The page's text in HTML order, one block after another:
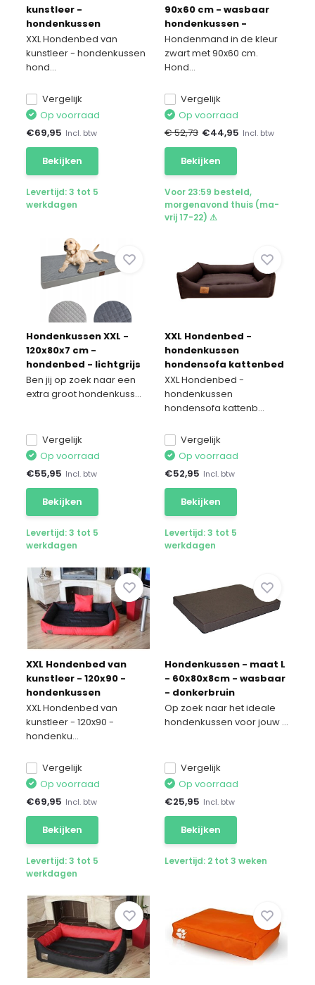
kunstleer -
hondenkussen
hondensofa kattenbed
hondenkorf -
waterdicht
XXL Hondenbed van
kunstleer - hondenkussen
hond...
Vergelijk
Op voorraad
€69,95 Incl. btw
Bekijken
Levertijd: 3 tot 5
werkdagen
90x60 cm - wasbaar
hondenkussen -
waterdicht hondenbed
Hondenmand in de kleur
zwart met 90x60 cm.
Hond...
Vergelijk
Op voorraad
€ 52,73 €44,95 Incl. btw
Bekijken
Voor 23:59 besteld,
morgenavond thuis (ma-
vrij 17-22) ⚠
Hondenkussen XXL -
120x80x7 cm -
hondenbed - lichtgrijs
Ben jij op zoek naar een
extra groot hondenkuss...
Vergelijk
Op voorraad
€55,95 Incl. btw
Bekijken
Levertijd: 3 tot 5
werkdagen
XXL Hondenbed -
hondenkussen
hondensofa kattenbed
hondenkorf -
waterdicht 90 X 60 cm
XXL Hondenbed -
hondenkussen
hondensofa kattenb...
Vergelijk
Op voorraad
€52,95 Incl. btw
Bekijken
Levertijd: 3 tot 5
werkdagen
XXL Hondenbed van
kunstleer - 120x90 -
hondenkussen
hondensofa kattenbed
hondenkorf -
waterdicht - Rood /
XXL Hondenbed van
kunstleer - 120x90 -
hondenku...
Vergelijk
Op voorraad
€69,95 Incl. btw
Bekijken
Levertijd: 3 tot 5
werkdagen
Hondenkussen - maat L
- 60x80x8cm - wasbaar
- donkerbruin
Op zoek naar het ideale
hondenkussen voor jouw ...
Vergelijk
Op voorraad
€25,95 Incl. btw
Bekijken
Levertijd: 2 tot 3 weken